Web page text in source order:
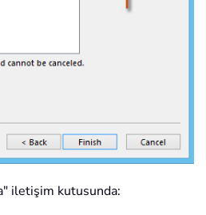
iletişim kutusunda: